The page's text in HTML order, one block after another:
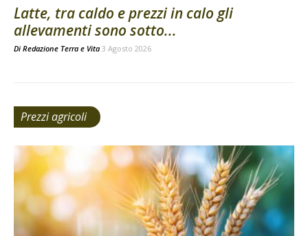
Latte, tra caldo e prezzi in calo gli
allevamenti sono sotto...
Di Redazione Terra e Vita 3 Agosto 2026
Prezzi agricoli